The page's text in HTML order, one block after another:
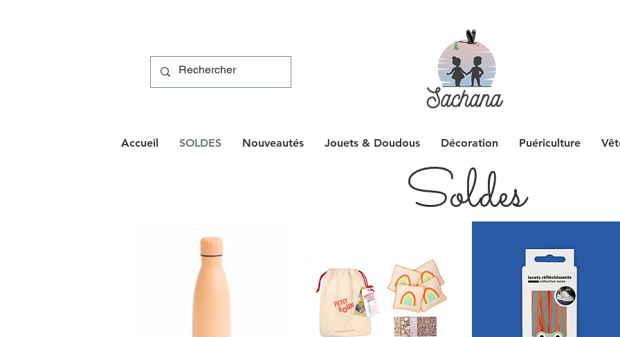
Accueil SOLDES Nouveautés Jouets & Doudous Décoration Puériculture
Soldes